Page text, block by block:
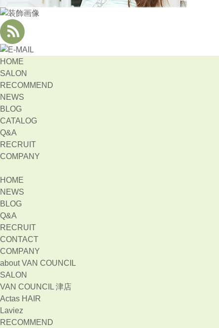
HOME
SALON
RECOMMEND
NEWS
BLOG
CATALOG
Q&A
RECRUIT
COMPANY
HOME
NEWS
BLOG
Q&A
RECRUIT
CONTACT
COMPANY
about VAN COUNCIL
SALON
VAN COUNCIL 津店
Actas HAIR
Laviez
RECOMMEND